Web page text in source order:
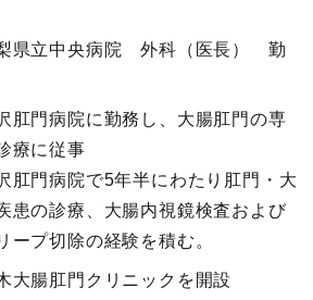
県立中央病院 外科（医長） 勤
肛門病院に勤務し、大腸肛門の専
療に従事
肛門病院で5年半にわたり肛門・大
患の診療、大腸内視鏡検査および
ープ切除の経験を積む。
大腸肛門クリニックを開設